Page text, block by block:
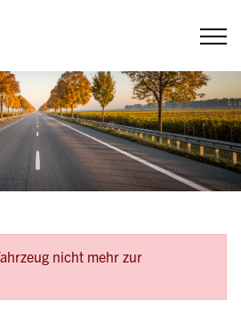
nicht mehr zur